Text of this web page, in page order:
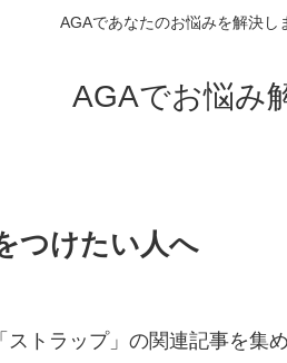
AGAであなたのお悩みを解決し
AGAでお悩み
つけたい人へ
ストラップ」の関連記事を集